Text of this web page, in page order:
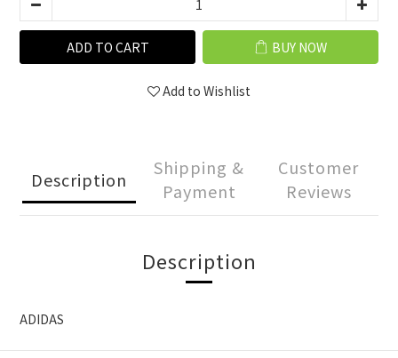
ADD TO CART BUY NOW
Add to Wishlist
Description
Shipping &
Payment
Customer
Reviews
Description
ADIDAS